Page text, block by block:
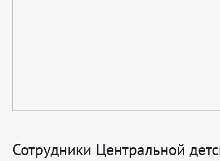
Сотрудники Центральной